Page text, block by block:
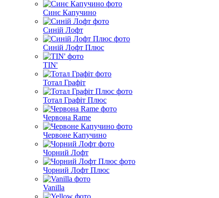
Синє Капучино
Синій Лофт
Синій Лофт Плюс
TIN'
Тотал Графіт
Тотал Графіт Плюс
Червона Rame
Червоне Капучино
Чорний Лофт
Чорний Лофт Плюс
Vanilla